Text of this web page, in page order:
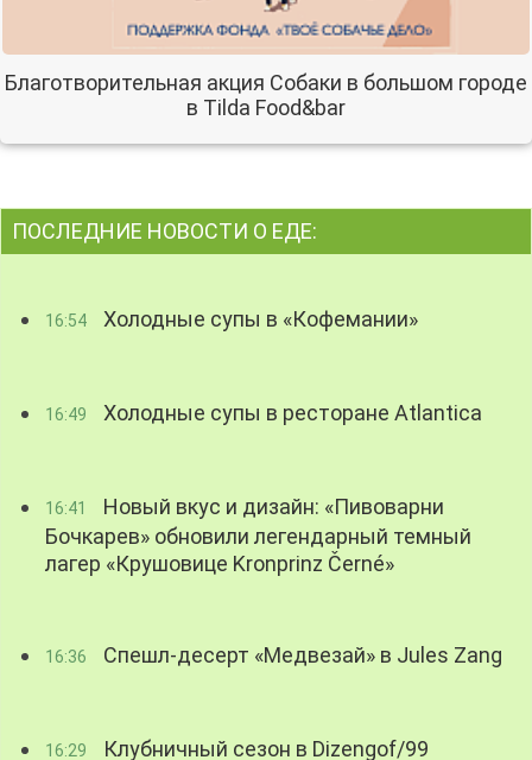
Благотворительная акция Собаки в большом городе
в Tilda Food&bar
ПОСЛЕДНИЕ НОВОСТИ О ЕДЕ:
16:54 Холодные супы в «Кофемании»
16:49 Холодные супы в ресторане Atlantica
16:41
Новый вкус и дизайн: «Пивоварни
Бочкарев» обновили легендарный темный
лагер «Крушовице Kronprinz Černé»
16:36 Спешл-десерт «Медвезай» в Jules Zang
16:29 Клубничный сезон в Dizengof/99